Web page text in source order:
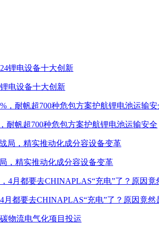
电设备十大创新
耐帆超700种危包方案护航锂电池运输安全
，精实推动化成分容设备变革
月都要去CHINAPLAS“充电”了？原因竟